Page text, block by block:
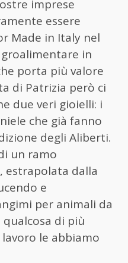
imprese
essere
Made in Italy nel
in
porta più valore
di Patrizia però ci
due veri gioielli: i
che già fanno
degli Aliberti.
un ramo
estrapolata dalla
e
per animali da
qualcosa di più
le abbiamo